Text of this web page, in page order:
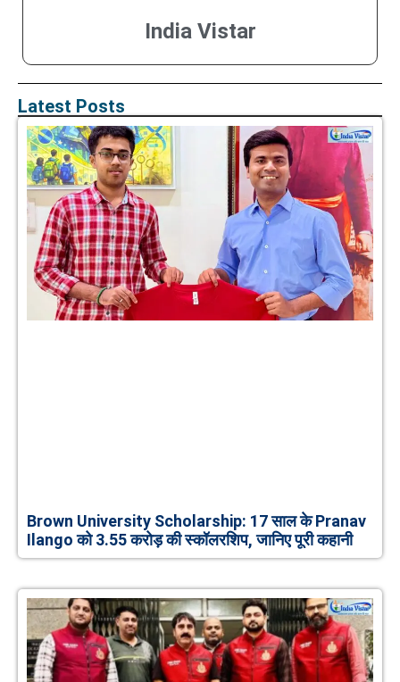
India Vistar
Latest Posts
Brown University Scholarship: 17 साल के Pranav
Ilango को 3.55 करोड़ की स्कॉलरशिप, जानिए पूरी कहानी